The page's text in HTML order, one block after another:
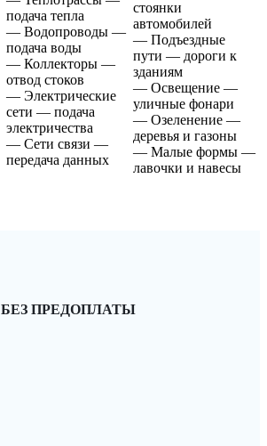
подача тепла
— Водопроводы —
подача воды
— Коллекторы —
отвод стоков
— Электрические
сети — подача
электричества
— Сети связи —
передача данных
стоянки
автомобилей
— Подъездные
пути — дороги к
зданиям
— Освещение —
уличные фонари
— Озеленение —
деревья и газоны
— Малые формы —
лавочки и навесы
БЕЗ ПРЕДОПЛАТЫ